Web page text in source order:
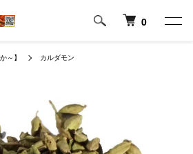
0
～】 カルダモン